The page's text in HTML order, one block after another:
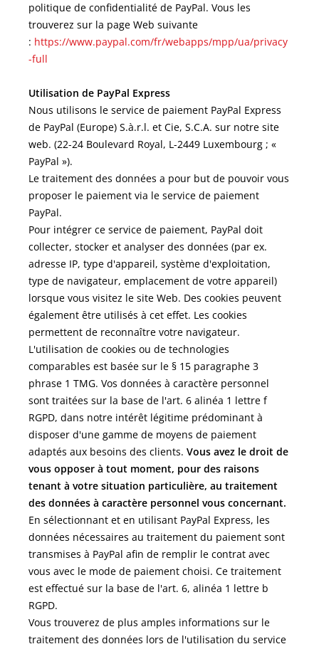
politique de confidentialité de PayPal. Vous les
trouverez sur la page Web suivante
: https://www.paypal.com/fr/webapps/mpp/ua/privacy
-full
Utilisation de PayPal Express
Nous utilisons le service de paiement PayPal Express
de PayPal (Europe) S.à.r.l. et Cie, S.C.A. sur notre site
web. (22-24 Boulevard Royal, L-2449 Luxembourg ; «
PayPal »).
Le traitement des données a pour but de pouvoir vous
proposer le paiement via le service de paiement
PayPal.
Pour intégrer ce service de paiement, PayPal doit
collecter, stocker et analyser des données (par ex.
adresse IP, type d'appareil, système d'exploitation,
type de navigateur, emplacement de votre appareil)
lorsque vous visitez le site Web. Des cookies peuvent
également être utilisés à cet effet. Les cookies
permettent de reconnaître votre navigateur.
L'utilisation de cookies ou de technologies
comparables est basée sur le § 15 paragraphe 3
phrase 1 TMG. Vos données à caractère personnel
sont traitées sur la base de l'art. 6 alinéa 1 lettre f
RGPD, dans notre intérêt légitime prédominant à
disposer d'une gamme de moyens de paiement
adaptés aux besoins des clients. Vous avez le droit de
vous opposer à tout moment, pour des raisons
tenant à votre situation particulière, au traitement
des données à caractère personnel vous concernant.
En sélectionnant et en utilisant PayPal Express, les
données nécessaires au traitement du paiement sont
transmises à PayPal afin de remplir le contrat avec
vous avec le mode de paiement choisi. Ce traitement
est effectué sur la base de l'art. 6, alinéa 1 lettre b
RGPD.
Vous trouverez de plus amples informations sur le
traitement des données lors de l'utilisation du service